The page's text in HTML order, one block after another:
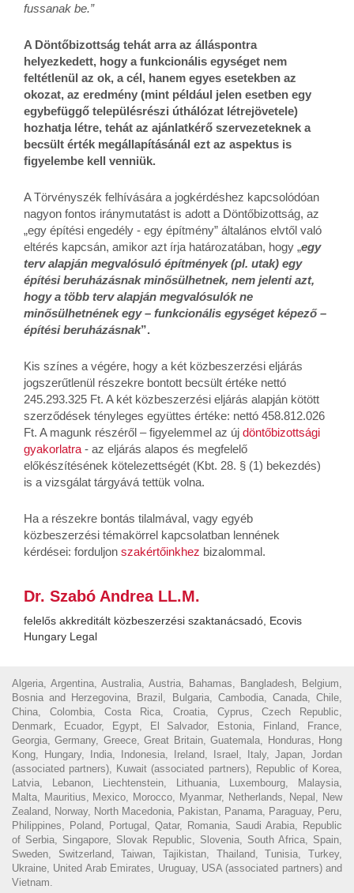
fussanak be.”
A Döntőbizottság tehát arra az álláspontra
helyezkedett, hogy a funkcionális egységet nem
feltétlenül az ok, a cél, hanem egyes esetekben az
okozat, az eredmény (mint például jelen esetben egy
egybefüggő településrészi úthálózat létrejövetele)
hozhatja létre, tehát az ajánlatkérő szervezeteknek a
becsült érték megállapításánál ezt az aspektus is
figyelembe kell venniük.
A Törvényszék felhívására a jogkérdéshez kapcsolódóan
nagyon fontos iránymutatást is adott a Döntőbizottság, az
„egy építési engedély - egy építmény” általános elvtől való
eltérés kapcsán, amikor azt írja határozatában, hogy „egy
terv alapján megvalósuló építmények (pl. utak) egy
építési beruházásnak minősülhetnek, nem jelenti azt,
hogy a több terv alapján megvalósulók ne
minősülhetnének egy – funkcionális egységet képező –
építési beruházásnak”.
Kis színes a végére, hogy a két közbeszerzési eljárás
jogszerűtlenül részekre bontott becsült értéke nettó
245.293.325 Ft. A két közbeszerzési eljárás alapján kötött
szerződések tényleges együttes értéke: nettó 458.812.026
Ft. A magunk részéről – figyelemmel az új döntőbizottsági
gyakorlatra - az eljárás alapos és megfelelő
előkészítésének kötelezettségét (Kbt. 28. § (1) bekezdés)
is a vizsgálat tárgyává tettük volna.
Ha a részekre bontás tilalmával, vagy egyéb
közbeszerzési témakörrel kapcsolatban lennének
kérdései: forduljon szakértőinkhez bizalommal.
Dr. Szabó Andrea LL.M.
felelős akkreditált közbeszerzési szaktanácsadó, Ecovis
Hungary Legal
Algeria, Argentina, Australia, Austria, Bahamas, Bangladesh, Belgium,
Bosnia and Herzegovina, Brazil, Bulgaria, Cambodia, Canada, Chile,
China, Colombia, Costa Rica, Croatia, Cyprus, Czech Republic,
Denmark, Ecuador, Egypt, El Salvador, Estonia, Finland, France,
Georgia, Germany, Greece, Great Britain, Guatemala, Honduras, Hong
Kong, Hungary, India, Indonesia, Ireland, Israel, Italy, Japan, Jordan
(associated partners), Kuwait (associated partners), Republic of Korea,
Latvia, Lebanon, Liechtenstein, Lithuania, Luxembourg, Malaysia,
Malta, Mauritius, Mexico, Morocco, Myanmar, Netherlands, Nepal, New
Zealand, Norway, North Macedonia, Pakistan, Panama, Paraguay, Peru,
Philippines, Poland, Portugal, Qatar, Romania, Saudi Arabia, Republic
of Serbia, Singapore, Slovak Republic, Slovenia, South Africa, Spain,
Sweden, Switzerland, Taiwan, Tajikistan, Thailand, Tunisia, Turkey,
Ukraine, United Arab Emirates, Uruguay, USA (associated partners) and
Vietnam.